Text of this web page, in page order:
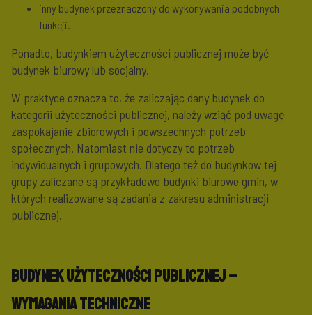
inny budynek przeznaczony do wykonywania podobnych
funkcji.
Ponadto, budynkiem użyteczności publicznej może być
budynek biurowy lub socjalny.
W praktyce oznacza to, że zaliczając dany budynek do
kategorii użyteczności publicznej, należy wziąć pod uwagę
zaspokajanie zbiorowych i powszechnych potrzeb
społecznych. Natomiast nie dotyczy to potrzeb
indywidualnych i grupowych. Dlatego też do budynków tej
grupy zaliczane są przykładowo budynki biurowe gmin, w
których realizowane są zadania z zakresu administracji
publicznej.
Budynek użyteczności publicznej –
wymagania techniczne